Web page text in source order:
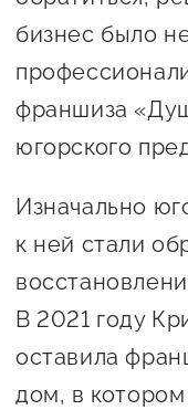
бизнес было
франшиза
югорского
Изначально
к ней стали
В 2021 году
оставила
дом, в